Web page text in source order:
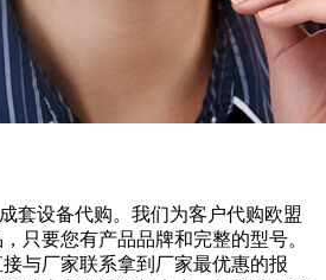
套设备代购。我们为客户代购欧盟
只要您有产品品牌和完整的型号。
与厂家联系拿到厂家最优惠的报